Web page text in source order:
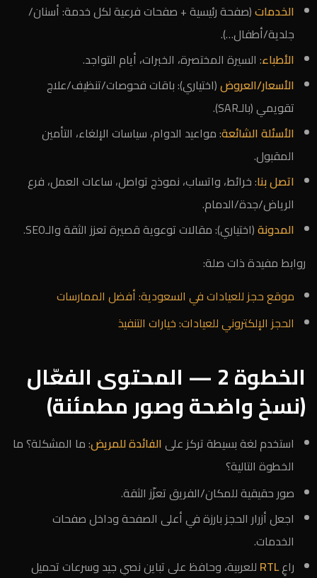
الخدمات(صفحة رئيسية + صفحات فرعية لكل خدمة: أسنان/
جلدية/أطفال…).
الأطباء: السيرة المختصرة، الخبرات، أيام التواجد.
الأسعار/العروض(اختياري): باقات فحوصات/تنظيف/علاج
تقويمي (بالـSAR).
الأسئلة الشائعة: مواعيد الدوام، سياسات الإلغاء، التأمين
المقبول.
اتصل بنا: خرائط، واتساب، نموذج تواصل، ساعات العمل، فرع
الرياض/جدة/الدمام.
المدونة(اختياري): مقالات توعوية قصيرة تعزز الثقة والـSEO.
روابط مفيدة ذات صلة:
موقع حجز للعيادات في السعودية: أفضل الممارسات
الحجز الإلكتروني للعيادات: خيارات التنفيذ
الخطوة 2 — المحتوى الفعّال
(نسخ واضحة وصور مطمئنة)
استخدم لغة بسيطة تركز علىالفائدة للمريض: ما المشكلة؟ ما
الخطوة التالية؟
صور حقيقية للمكان/الفريق تعزّز الثقة.
اجعل أزرار الحجز بارزة في أعلى الصفحة وداخل صفحات
الخدمات.
راعِRTL للعربية، وحافظ على تباين نصي جيد وسرعات تحميل